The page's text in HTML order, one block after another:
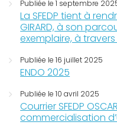
Publiée le 1 septembre
La SFEDP tient à
GIRARD, à son
exemplaire, à travers
Publiée le 16 juillet 2025
ENDO 2025
Publiée le 10 avril 2025
Courrier SFEDP
commercialisation